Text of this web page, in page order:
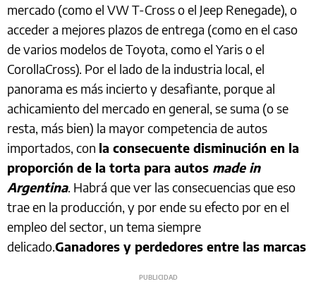
mercado (como el VW T-Cross o el Jeep Renegade), o
acceder a mejores plazos de entrega (como en el caso
de varios modelos de Toyota, como el Yaris o el
CorollaCross). Por el lado de la industria local, el
panorama es más incierto y desafiante, porque al
achicamiento del mercado en general, se suma (o se
resta, más bien) la mayor competencia de autos
importados, con la consecuente disminución en la
proporción de la torta para autos made in
Argentina. Habrá que ver las consecuencias que eso
trae en la producción, y por ende su efecto por en el
empleo del sector, un tema siempre
delicado.Ganadores y perdedores entre las marcas